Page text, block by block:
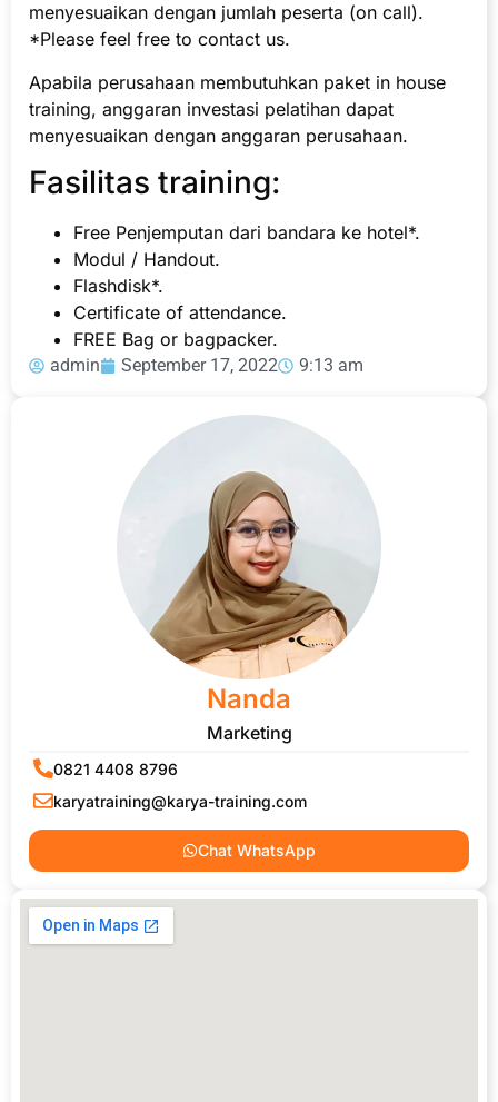
menyesuaikan dengan jumlah peserta (on call).
*Please feel free to contact us.
Apabila perusahaan membutuhkan paket in house
training, anggaran investasi pelatihan dapat
menyesuaikan dengan anggaran perusahaan.
Fasilitas training:
Free Penjemputan dari bandara ke hotel*.
Modul / Handout.
Flashdisk*.
Certificate of attendance.
FREE Bag or bagpacker.
admin September 17, 2022 9:13 am
Nanda
Marketing
0821 4408 8796
karyatraining@karya-training.com
Chat WhatsApp